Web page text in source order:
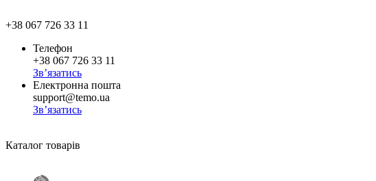
+38 067 726 33 11
Телефон
+38 067 726 33 11
Зв’язатись
Електронна пошта
support@temo.ua
Зв’язатись
Каталог товарів